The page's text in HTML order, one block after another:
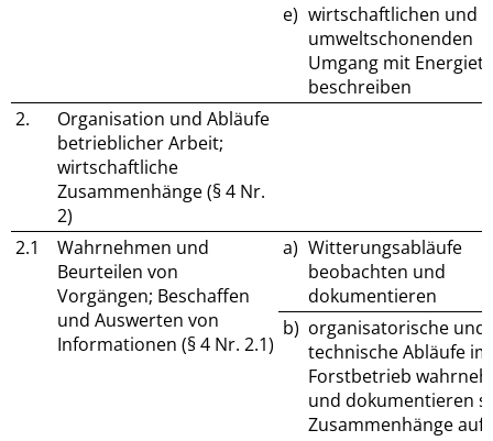
e) wirtschaftlichen und
umweltschonenden
Umgang mit
beschreiben
2.
Organisation und Abläufe
betrieblicher Arbeit;
wirtschaftliche
Zusammenhänge (§ 4 Nr.
2)
2.1
Wahrnehmen und
Beurteilen von
Vorgängen; Beschaffen
und Auswerten von
Informationen (§ 4 Nr. 2.1)
a) Witterungsabläufe
beobachten und
dokumentieren
b) organisatorische und
technische Abläufe im
Forstbetrieb
und dokumentieren
Zusammenhänge